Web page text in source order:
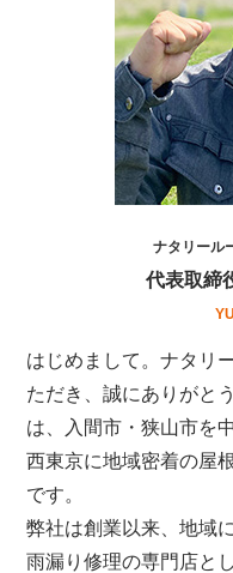
ナタリール
代表取締
はじめまして。ナタリ
ただき、誠にありがと
は、
入間市・狭山市を
西東京に地域密着の屋
です。
弊社は創業以来、地域
雨漏り修理の専門店と